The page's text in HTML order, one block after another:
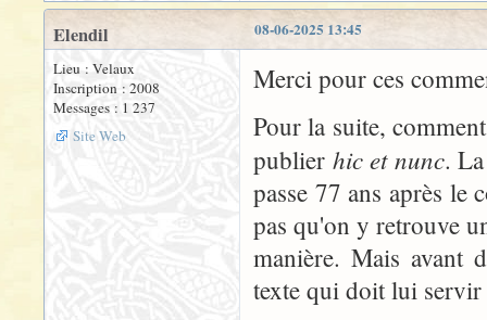
08-06-2025 13:45
Elendil
Lieu : Velaux
Inscription : 2008
Messages : 1 237
Site Web
Merci pour ces
Pour la suite,
publier hic et nunc.
passe 77 ans après le
pas qu'on y retrouve
manière. Mais avant
texte qui doit lui